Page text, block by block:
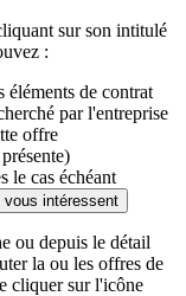
sur son intitulé
:
éléments de contrat
par l'entreprise
offre
le cas échéant
intéressent
ou depuis le détail
la ou les offres de
cliquer sur l'icône